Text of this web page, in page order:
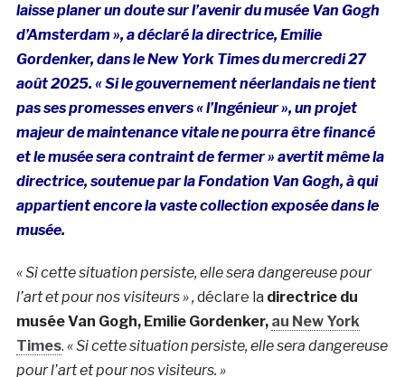
laisse planer un doute sur l’avenir du musée Van Gogh
d’Amsterdam », a déclaré la directrice, Emilie
Gordenker, dansle New York Times du mercredi 27
août 2025. « Si le gouvernement néerlandais ne tient
pas ses promesses envers « l’Ingénieur », un projet
majeur de maintenance vitale ne pourra être financé
et le musée sera contraint de fermer » avertit même la
directrice, soutenue par la Fondation Van Gogh, à qui
appartient encore la vaste collection exposée dans le
musée.
« Si cette situation persiste, elle sera dangereuse pour
l’art et pour nos visiteurs »,déclare la directrice du
musée Van Gogh, Emilie Gordenker, au New York
Times. «Si cette situation persiste, elle sera dangereuse
pour l’art et pour nos visiteurs. »